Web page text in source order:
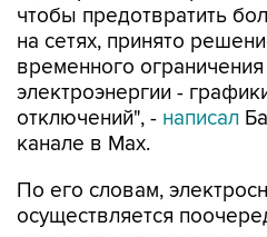
временного
электроэнергии -
отключений", -написал
канале в Max.
По его словам,
мощности источника и с
обстановки. Социально